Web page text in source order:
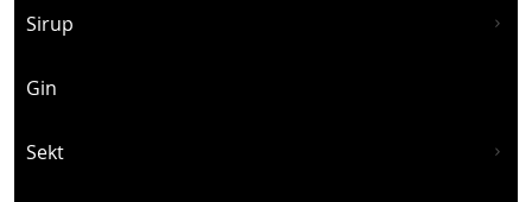
Sirup
Gin
Sekt